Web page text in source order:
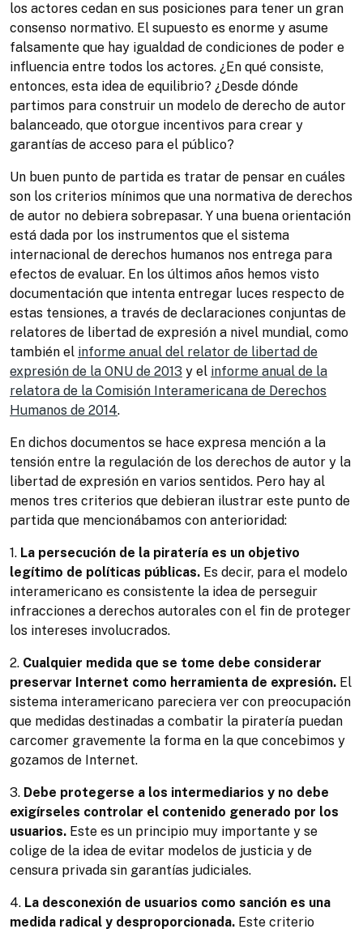
los actores cedan en sus posiciones para tener un gran
consenso normativo. El supuesto es enorme y asume
falsamente que hay igualdad de condiciones de poder e
influencia entre todos los actores. ¿En qué consiste,
entonces, esta idea de equilibrio? ¿Desde dónde
partimos para construir un modelo de derecho de autor
balanceado, que otorgue incentivos para crear y
garantías de acceso para el público?
Un buen punto de partida es tratar de pensar en cuáles
son los criterios mínimos que una normativa de derechos
de autor no debiera sobrepasar. Y una buena orientación
está dada por los instrumentos que el sistema
internacional de derechos humanos nos entrega para
efectos de evaluar. En los últimos años hemos visto
documentación que intenta entregar luces respecto de
estas tensiones, a través de declaraciones conjuntas de
relatores de libertad de expresión a nivel mundial, como
también el informe anual del relator de libertad de
expresión de la ONU de 2013 y el informe anual de la
relatora de la Comisión Interamericana de Derechos
Humanos de 2014.
En dichos documentos se hace expresa mención a la
tensión entre la regulación de los derechos de autor y la
libertad de expresión en varios sentidos. Pero hay al
menos tres criterios que debieran ilustrar este punto de
partida que mencionábamos con anterioridad:
1. La persecución de la piratería es un objetivo
legítimo de políticas públicas. Es decir, para el modelo
interamericano es consistente la idea de perseguir
infracciones a derechos autorales con el fin de proteger
los intereses involucrados.
2. Cualquier medida que se tome debe considerar
preservar Internet como herramienta de expresión. El
sistema interamericano pareciera ver con preocupación
que medidas destinadas a combatir la piratería puedan
carcomer gravemente la forma en la que concebimos y
gozamos de Internet.
3. Debe protegerse a los intermediarios y no debe
exigírseles controlar el contenido generado por los
usuarios. Este es un principio muy importante y se
colige de la idea de evitar modelos de justicia y de
censura privada sin garantías judiciales.
4. La desconexión de usuarios como sanción es una
medida radical y desproporcionada. Este criterio